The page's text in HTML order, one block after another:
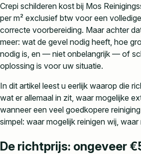
Crepi schilderen kost bij Mos
per m² exclusief btw voor een
correcte voorbereiding. Maar achter
meer: wat de gevel nodig heeft, hoe
nodig is, en — niet onbelangrijk — of
oplossing is voor uw situatie.
In dit artikel leest u eerlijk waarop die
wat er allemaal in zit, waar mogelijke
wanneer een veel goedkopere
simpel: waar mogelijk reinigen wij,
De richtprijs: ongeveer